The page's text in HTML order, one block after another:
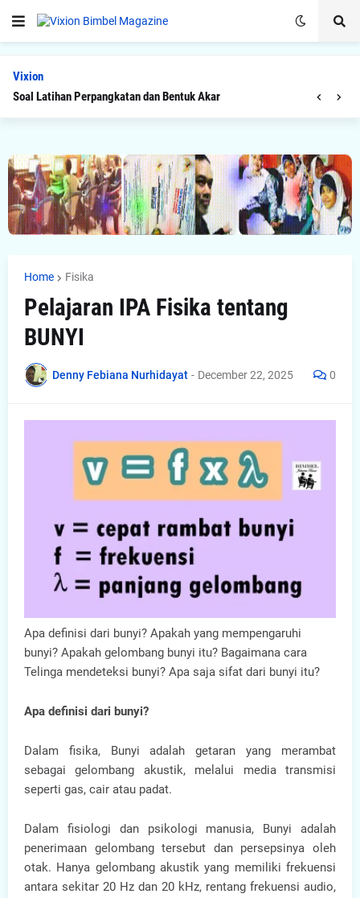
Vixion
Soal Latihan Perpangkatan dan Bentuk Akar
Soal Latihan Teorema Phytagoras by Bimbel Jakarta Timur
Home Fisika
Pelajaran IPA Fisika tentang
BUNYI
Denny Febiana Nurhidayat - December 22, 2025 0
Apa definisi dari bunyi? Apakah yang mempengaruhi
bunyi? Apakah gelombang bunyi itu? Bagaimana cara
Telinga mendeteksi bunyi? Apa saja sifat dari bunyi itu?
Apa definisi dari bunyi?
Dalam fisika, Bunyi adalah getaran yang merambat
sebagai gelombang akustik, melalui media transmisi
seperti gas, cair atau padat.
Dalam fisiologi dan psikologi manusia, Bunyi adalah
penerimaan gelombang tersebut dan persepsinya oleh
otak. Hanya gelombang akustik yang memiliki frekuensi
antara sekitar 20 Hz dan 20 kHz, rentang frekuensi audio,